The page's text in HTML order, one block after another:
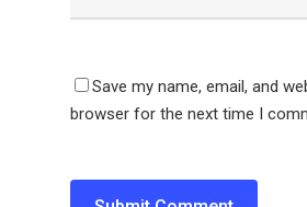
Save my name, email, and
browser for the next time I